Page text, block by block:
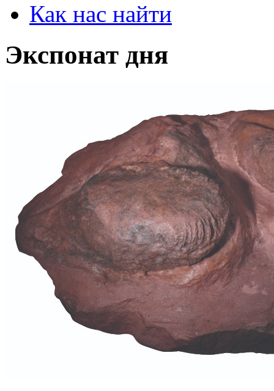
Как нас найти
Экспонат дня